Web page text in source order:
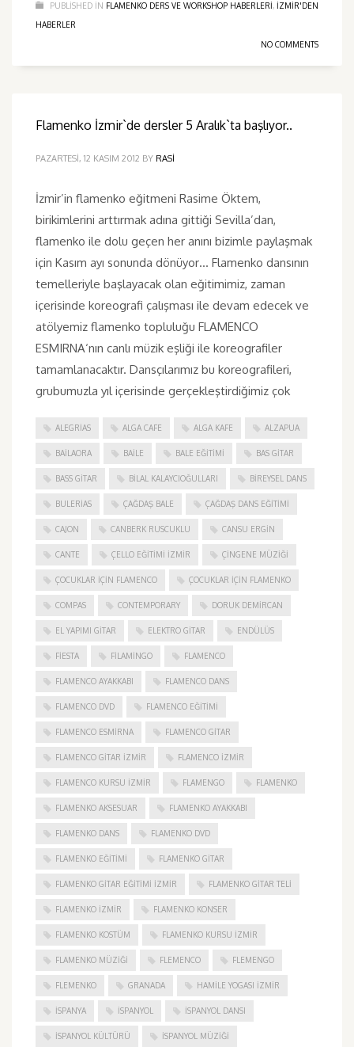
PUBLISHED IN FLAMENKO DERS VE WORKSHOP HABERLERI, IZMIR'DEN
HABERLER
NO COMMENTS
Flamenko İzmir`de dersler 5 Aralık`ta başlıyor..
PAZARTESI, 12 KASIM 2012 BY RASI
İzmir’in flamenko eğitmeni Rasime Öktem,
birikimlerini arttırmak adına gittiği Sevilla’dan,
flamenko ile dolu geçen her anını bizimle paylaşmak
için Kasım ayı sonunda dönüyor… Flamenko dansının
temelleriyle başlayacak olan eğitimimiz, zaman
içerisinde koreografi çalışması ile devam edecek ve
atölyemiz flamenko topluluğu FLAMENCO
ESMIRNA‘nın canlı müzik eşliği ile koreografiler
tamamlanacaktır. Dansçılarımız bu koreografileri,
grubumuzla yıl içerisinde gerçekleştirdiğimiz çok
ALEGRIAS ALGA CAFE ALGA KAFE ALZAPUA
BAILAORA BAILE BALE EĞITIMI BAS GITAR
BASS GITAR BILAL KALAYCIOĞULLARI BIREYSEL DANS
BULERIAS ÇAĞDAŞ BALE ÇAĞDAŞ DANS EĞITIMI
CAJON CANBERK RUSCUKLU CANSU ERGIN
CANTE ÇELLO EĞITIMI İZMIR ÇINGENE MÜZIĞI
ÇOCUKLAR IÇIN FLAMENCO ÇOCUKLAR IÇIN FLAMENKO
COMPAS CONTEMPORARY DORUK DEMIRCAN
EL YAPIMI GITAR ELEKTRO GITAR ENDÜLÜS
FIESTA FILAMINGO FLAMENCO
FLAMENCO AYAKKABI FLAMENCO DANS
FLAMENCO DVD FLAMENCO EĞITIMI
FLAMENCO ESMIRNA FLAMENCO GITAR
FLAMENCO GITAR İZMIR FLAMENCO IZMIR
FLAMENCO KURSU İZMIR FLAMENGO FLAMENKO
FLAMENKO AKSESUAR FLAMENKO AYAKKABI
FLAMENKO DANS FLAMENKO DVD
FLAMENKO EĞITIMI FLAMENKO GITAR
FLAMENKO GITAR EĞITIMI İZMIR FLAMENKO GITAR TELI
FLAMENKO IZMIR FLAMENKO KONSER
FLAMENKO KOSTÜM FLAMENKO KURSU İZMIR
FLAMENKO MÜZIĞI FLEMENCO FLEMENGO
FLEMENKO GRANADA HAMILE YOGASI İZMIR
ISPANYA İSPANYOL İSPANYOL DANSI
İSPANYOL KÜLTÜRÜ İSPANYOL MÜZIĞI